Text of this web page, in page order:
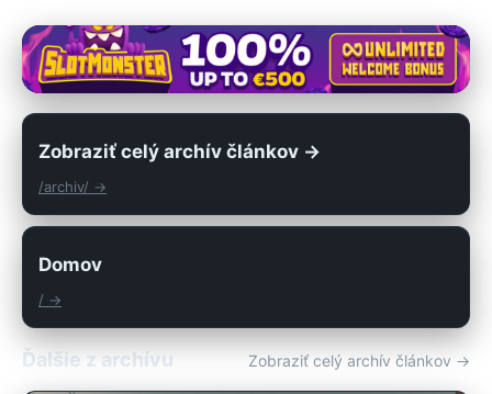
Zobraziť celý archív článkov →
/archiv/ →
Domov
/ →
Ďalšie z archívu Zobraziť celý archív článkov →